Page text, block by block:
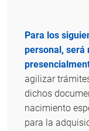
Para los
personal, será
agilizar
dichos
nacimiento
para la